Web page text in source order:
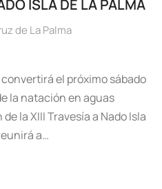
ISLA DE LA PALMA
de La Palma
el próximo sábado
la natación en aguas
la XIII Travesía a Nado Isla
a…